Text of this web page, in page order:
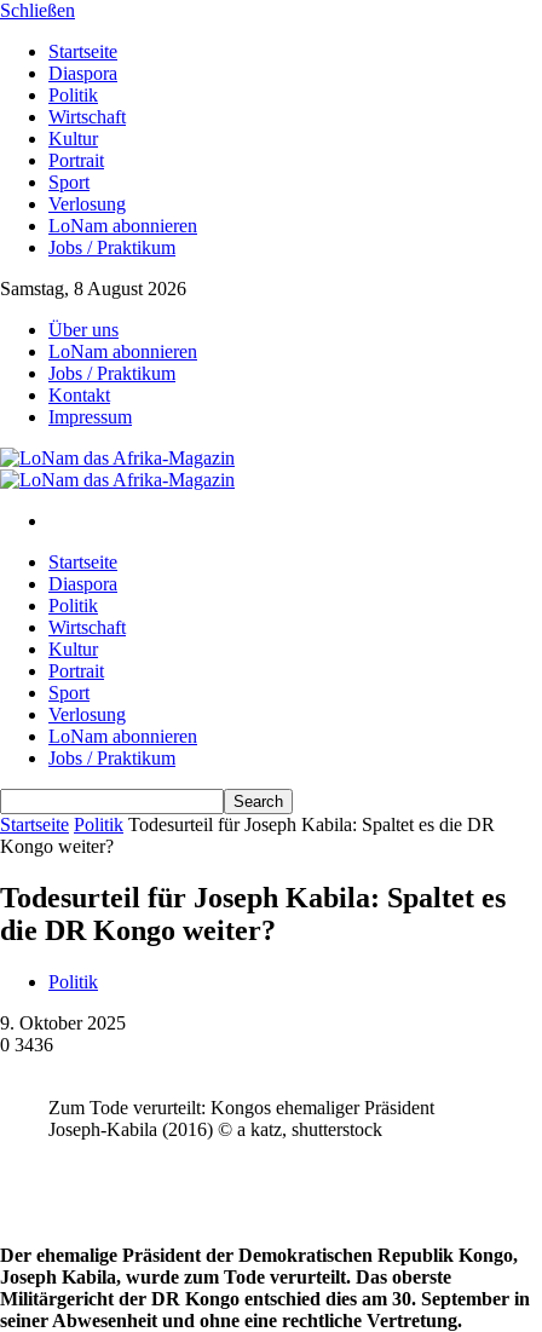
Schließen
Startseite
Diaspora
Politik
Wirtschaft
Kultur
Portrait
Sport
Verlosung
LoNam abonnieren
Jobs / Praktikum
Samstag, 8 August 2026
Über uns
LoNam abonnieren
Jobs / Praktikum
Kontakt
Impressum
Startseite
Diaspora
Politik
Wirtschaft
Kultur
Portrait
Sport
Verlosung
LoNam abonnieren
Jobs / Praktikum
Startseite Politik Todesurteil für Joseph Kabila: Spaltet es die DR
Kongo weiter?
Todesurteil für Joseph Kabila: Spaltet es
die DR Kongo weiter?
Politik
9. Oktober 2025
0 3436
Zum Tode verurteilt: Kongos ehemaliger Präsident
Joseph-Kabila (2016) © a katz, shutterstock
Der ehemalige Präsident der Demokratischen Republik Kongo,
Joseph Kabila, wurde zum Tode verurteilt. Das oberste
Militärgericht der DR Kongo entschied dies am 30. September in
seiner Abwesenheit und ohne eine rechtliche Vertretung.